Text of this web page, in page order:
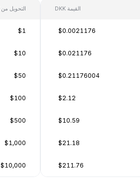
القيمة DKK
$0.0021176
$0.021176
$0.21176004
$2.12
$10.59
$21.18
$211.76
التحويل من DKK إلى TRX
$1
$10
$50
$100
$500
$1,000
$10,000